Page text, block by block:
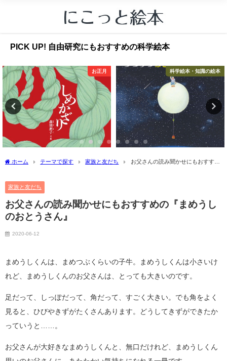
PICK UP! 自由研究にもおすすめの科学絵本
お正月 科学絵本・知識の絵本
ホーム テーマで探す 家族と友だち
お父さんの読み聞かせにもおすすめ
家族と友だち
お父さんの読み聞かせにもおすすめの『まめうし
のおとうさん』
2020-06-12
まめうしくんは、まめつぶくらいの子牛。まめうしくんは小さいけ
れど、まめうしくんのお父さんは、とっても大きいのです。
足だって、しっぽだって、角だって、すごく大きい。でも角をよく
見ると、ひびやきずがたくさんあります。どうしてきずができたか
っていうと……。
お父さんが大好きなまめうしくんと、無口だけれど、まめうしくん